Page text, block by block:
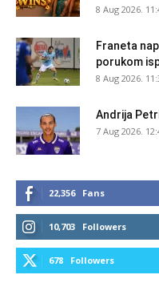
8 Aug 2026.
Franeta
porukom
8 Aug 2026.
Andrija
7 Aug 2026.
22,356 Fans
10,703 Followers
678 Followers